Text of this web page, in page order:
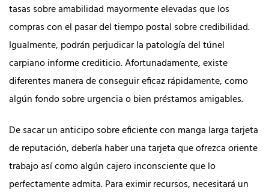
tasas sobre amabilidad mayormente elevadas que los
compras con el pasar del tiempo postal sobre credibilidad.
Igualmente, podrán perjudicar la patologí­a del túnel
carpiano informe crediticio. Afortunadamente, existe
diferentes manera de conseguir eficaz rápidamente, como
algún fondo sobre urgencia o bien préstamos amigables.
De sacar un anticipo sobre eficiente con manga larga tarjeta
de reputación, debería haber una tarjeta que ofrezca oriente
trabajo así­ como algún cajero inconsciente que lo
perfectamente admita. Para eximir recursos, necesitará un